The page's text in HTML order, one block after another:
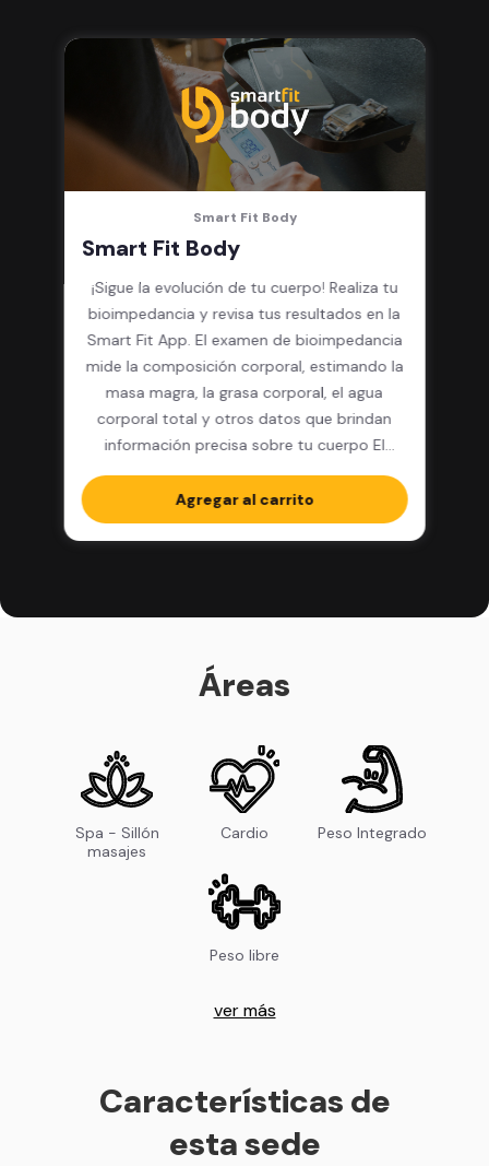
grupales
Smart Fit Body
Smart Fit Body
¡Sigue la evolución de tu cuerpo! Realiza tu
bioimpedancia y revisa tus resultados en la
Smart Fit App. El examen de bioimpedancia
mide la composición corporal, estimando la
masa magra, la grasa corporal, el agua
corporal total y otros datos que brindan
información precisa sobre tu cuerpo El
completos en la app
Agregar al carrito
Áreas
Spa - Sillón
masajes
Cardio Peso Integrado
Peso libre
ver más
Características de
esta sede